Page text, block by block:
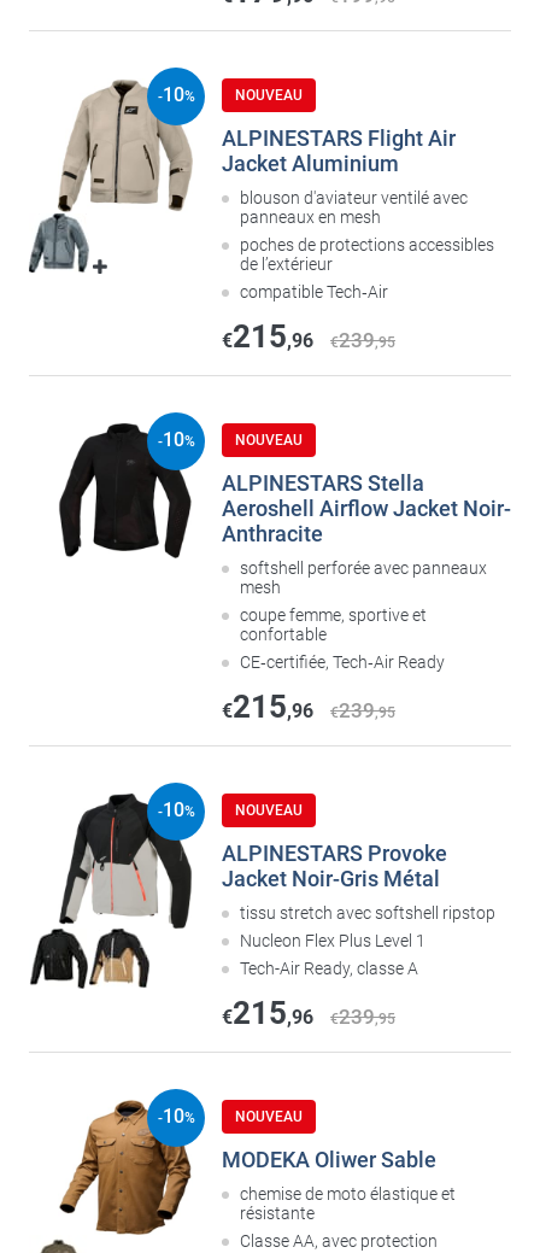
NOUVEAU
ALPINESTARS Flight Air
Jacket Aluminium
blouson d'aviateur ventilé avec
panneaux en mesh
poches de protections accessibles
de l’extérieur
compatible Tech‑Air
€215,96 €239,95
-10%
NOUVEAU
ALPINESTARS Stella
Aeroshell Airflow Jacket Noir-
Anthracite
softshell perforée avec panneaux
mesh
coupe femme, sportive et
confortable
CE‑certifiée, Tech‑Air Ready
€215,96 €239,95
-10%
NOUVEAU
ALPINESTARS Provoke
Jacket Noir-Gris Métal
tissu stretch avec softshell ripstop
Nucleon Flex Plus Level 1
Tech-Air Ready, classe A
€215,96 €239,95
-10%
NOUVEAU
MODEKA Oliwer Sable
chemise de moto élastique et
résistante
Classe AA, avec protection
-10%